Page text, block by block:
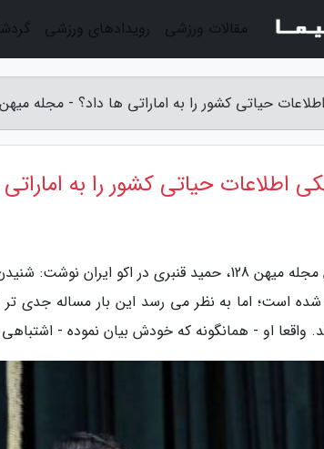
حیاتی کشور را به اماراتی ها داد؟ - مجله میهن 128
اطلاعات حیاتی کشور را به
به گزارش مجله میهن 128، حمید قنبری در اکو
است؛ اما به نظر می رسد این بار مساله جدی
واقعا او - همانگونه که خودش بیان نموده -
مقالات ورزشی رویدادهای ورزشی